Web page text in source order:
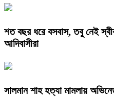
শত বছর ধরে বসবাস, তবু নেই
আদিবাসীরা
সালমান শাহ হত্যা মামলায়